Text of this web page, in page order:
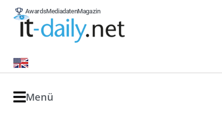
AwardsMediadatenMagazin
Menü